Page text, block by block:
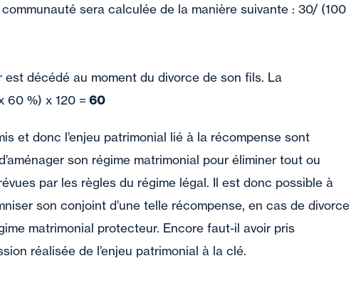
sera calculée de la manière suivante : 30/ (100
décédé au moment du divorce de son fils. La
60 %) x 120 =60
et donc l’enjeu patrimonial lié à la récompense sont
son régime matrimonial pour éliminer tout ou
par les règles du régime légal. Il est donc possible à
son conjoint d’une telle récompense, en cas de divorce
matrimonial protecteur. Encore faut-il avoir pris
réalisée de l’enjeu patrimonial à la clé.